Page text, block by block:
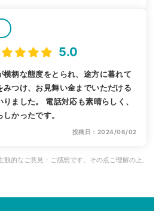
5.0
柄な態度をとられ、途方に暮れて
つけ、お見舞い金までいただける
ました。 電話対応も素晴らしく、
かったです。
投稿日：2024/06/02
的なご意見・ご感想です。その点ご理解の上、